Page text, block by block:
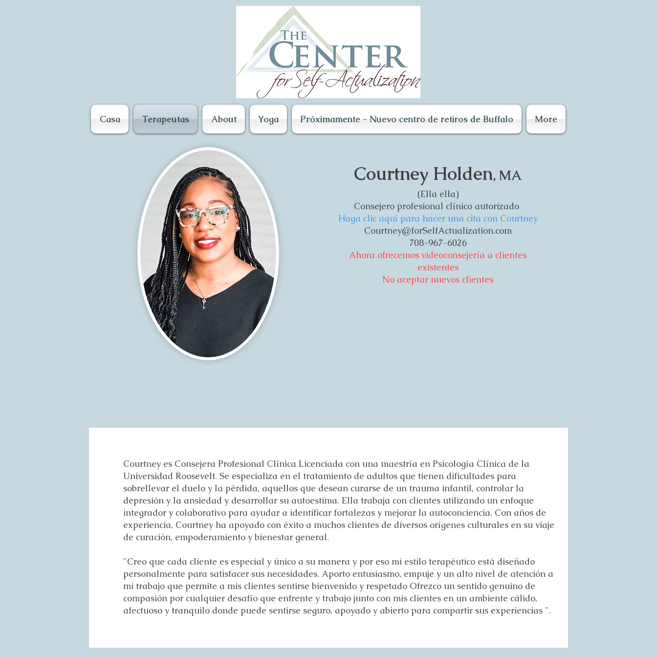
Casa Terapeutas About Yoga Próximamente - Nuevo centro de retiros de Buffalo More
Courtney Holden, MA
(Ella ella)
Consejero profesional clínico autorizado
Haga clic aquí para hacer una cita con Courtney
Courtney@forSelfActualization.com
708-967-6026
Ahora ofrecemos videoconsejería a clientes
existentes
No aceptar nuevos clientes
Courtney es Consejera Profesional Clínica Licenciada con una maestría en Psicología Clínica de la
Universidad Roosevelt. Se especializa en el tratamiento de adultos que tienen dificultades para
sobrellevar el duelo y la pérdida, aquellos que desean curarse de un trauma infantil, controlar la
depresión y la ansiedad y desarrollar su autoestima. Ella trabaja con clientes utilizando un enfoque
integrador y colaborativo para ayudar a identificar fortalezas y mejorar la autoconciencia. Con años de
experiencia, Courtney ha apoyado con éxito a muchos clientes de diversos orígenes culturales en su viaje
de curación, empoderamiento y bienestar general.
"Creo que cada cliente es especial y único a su manera y por eso mi estilo terapéutico está diseñado
personalmente para satisfacer sus necesidades. Aporto entusiasmo, empuje y un alto nivel de atención a
mi trabajo que permite a mis clientes sentirse bienvenido y respetado Ofrezco un sentido genuino de
compasión por cualquier desafío que enfrente y trabajo junto con mis clientes en un ambiente cálido,
afectuoso y tranquilo donde puede sentirse seguro, apoyado y abierto para compartir sus experiencias ".